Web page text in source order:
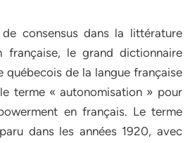
de consensus dans la littérature
le grand dictionnaire
de la langue française
terme « autonomisation » pour
en français. Le terme
dans les années 1920, avec